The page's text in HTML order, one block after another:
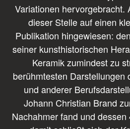
Variationen hervorgebracht.
dieser Stelle auf einen
Publikation hingewiesen:
seiner kunsthistorischen
Keramik zumindest zu
berühmtesten Darstellungen
und anderer
Johann Christian Brand
Nachahmer fand und